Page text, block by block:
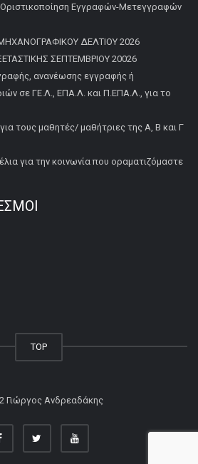
Οριστικοποίηση Εγγραφών-Μετεγγραφών
ΔΕΛΤΙΟΥ 2026
ΣΕΠΤΕΜΒΡΙΟΥ 20026
ανανέωσης εγγραφής ή
σε ΓΕ.Λ., ΕΠΑ.Λ. και Π.ΕΠΑ.Λ., για το
τους μαθητές/ μαθήτριες της Α, Β και Γ
για την κοινωνία που οραματιζόμαστε
TOP
Γιώργος Ανδρεαδάκης